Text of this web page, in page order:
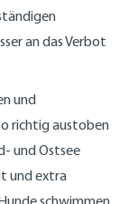
an das Verbot
und
richtig austoben
und Ostsee
und extra
schwimmen